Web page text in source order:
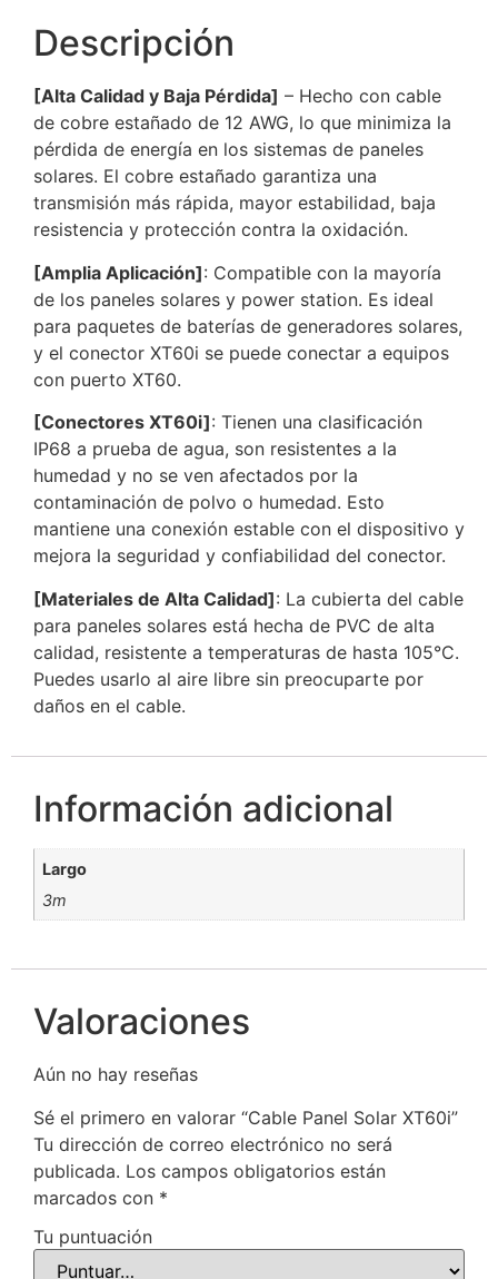
Descripción
[Alta Calidad y Baja Pérdida] – Hecho con cable
de cobre estañado de 12 AWG, lo que minimiza la
pérdida de energía en los sistemas de paneles
solares. El cobre estañado garantiza una
transmisión más rápida, mayor estabilidad, baja
resistencia y protección contra la oxidación.
[Amplia Aplicación]: Compatible con la mayoría
de los paneles solares y power station. Es ideal
para paquetes de baterías de generadores solares,
y el conector XT60i se puede conectar a equipos
con puerto XT60.
[Conectores XT60i]: Tienen una clasificación
IP68 a prueba de agua, son resistentes a la
humedad y no se ven afectados por la
contaminación de polvo o humedad. Esto
mantiene una conexión estable con el dispositivo y
mejora la seguridad y confiabilidad del conector.
[Materiales de Alta Calidad]: La cubierta del cable
para paneles solares está hecha de PVC de alta
calidad, resistente a temperaturas de hasta 105°C.
Puedes usarlo al aire libre sin preocuparte por
daños en el cable.
Información adicional
Largo
3m
Valoraciones
Aún no hay reseñas
Sé el primero en valorar “Cable Panel Solar XT60i”
Tu dirección de correo electrónico no será
publicada. Los campos obligatorios están
marcados con *
Tu puntuación